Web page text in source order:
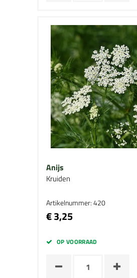
Anijs
Kruiden
Artikelnummer: 420
€ 3,25
OP VOORRAAD